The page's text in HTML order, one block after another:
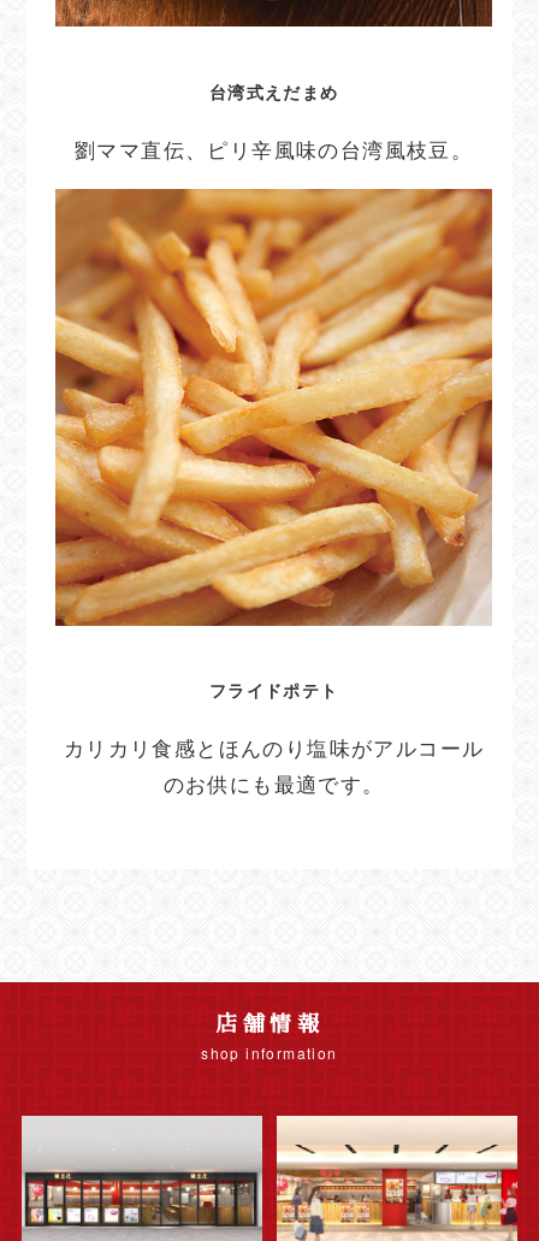
台湾式えだまめ
劉ママ直伝、ピリ辛風味の台湾風枝豆。
フライドポテト
カリカリ食感とほんのり塩味がアルコール
のお供にも最適です。
店舗情報
shop information